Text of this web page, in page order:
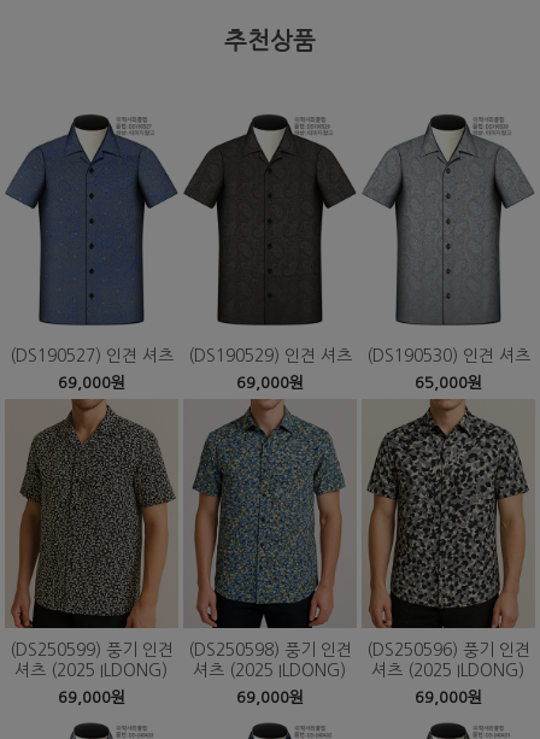
추천상품
(DS190527) 인견 셔츠
69,000원
(DS190529) 인견 셔츠
69,000원
(DS190530) 인견 셔츠
65,000원
(DS250599) 풍기 인견
셔츠 (2025 ILDONG)
69,000원
(DS250598) 풍기 인견
셔츠 (2025 ILDONG)
69,000원
(DS250596) 풍기 인견
셔츠 (2025 ILDONG)
69,000원